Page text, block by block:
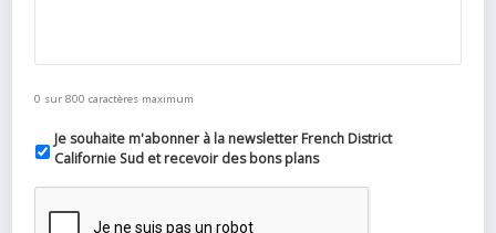
0 sur 800 caractères maximum
Je souhaite m'abonner à la newsletter French District
Californie Sud et recevoir des bons plans